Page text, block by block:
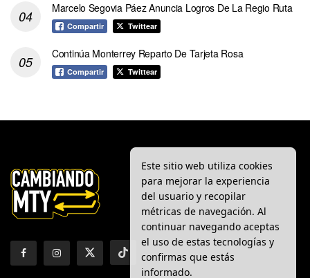
Marcelo Segovia Páez Anuncia Logros De La Regio Ruta
Compartir Twittear
Continúa Monterrey Reparto De Tarjeta Rosa
Compartir Twittear
Este sitio web utiliza cookies
para mejorar la experiencia
del usuario y recopilar
métricas de navegación. Al
continuar navegando aceptas
el uso de estas tecnologías y
confirmas que estás
informado.